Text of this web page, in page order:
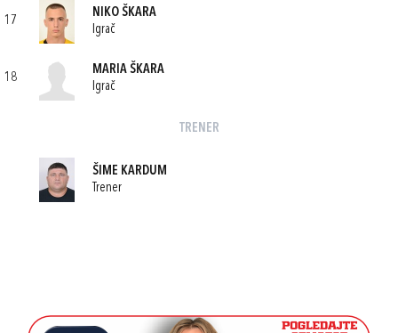
17
NIKO ŠKARA
Igrač
18
MARIA ŠKARA
Igrač
TRENER
ŠIME KARDUM
Trener